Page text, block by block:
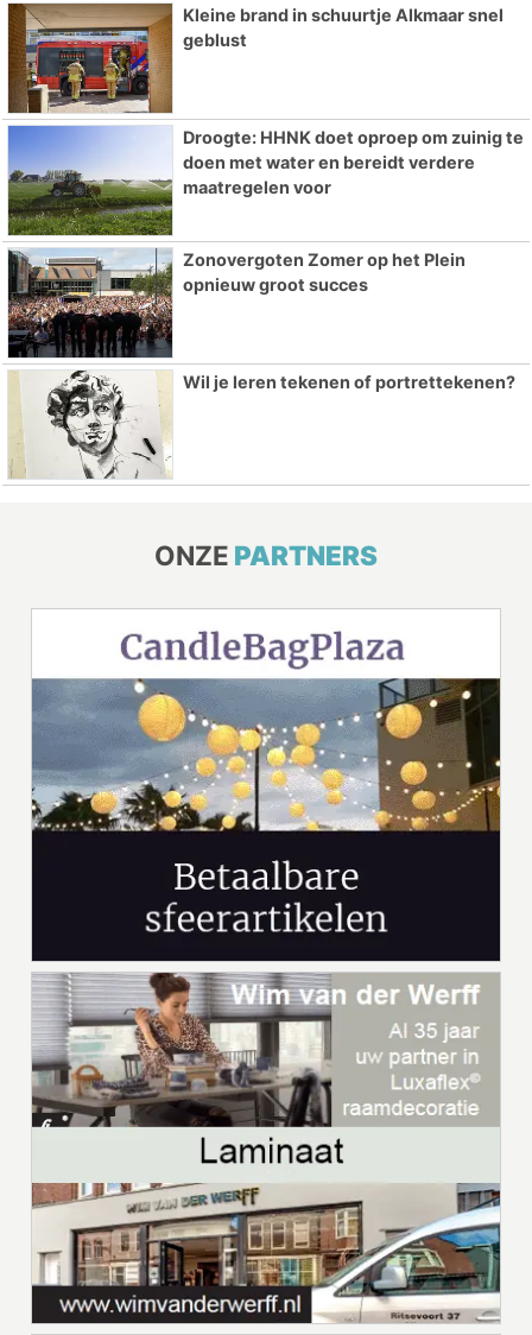
Kleine brand in schuurtje Alkmaar snel
geblust
Droogte: HHNK doet oproep om zuinig te
doen met water en bereidt verdere
maatregelen voor
Zonovergoten Zomer op het Plein
opnieuw groot succes
Wil je leren tekenen of portrettekenen?
ONZE PARTNERS